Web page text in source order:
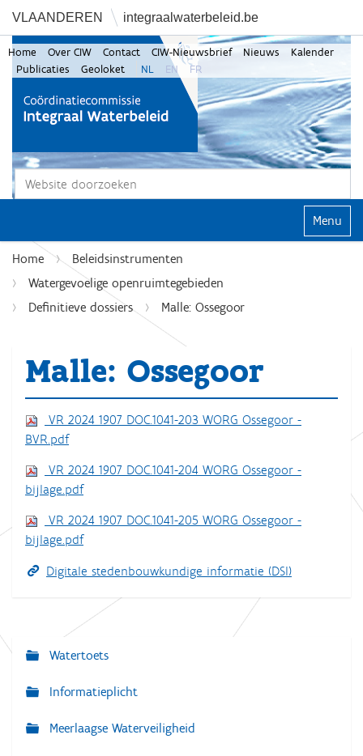
VLAANDEREN integraalwaterbeleid.be
Zoek
Home Over CIW Contact CIW-Nieuwsbrief Nieuws
Kalender
Publicaties
Geoloket NL EN FR
Klap
Home
Beleidsinstrumenten
Watergevoelige openruimtegebieden
Definitieve dossiers
Malle: Ossegoor
Malle: Ossegoor
VR 2024 1907 DOC.1041-203 WORG Ossegoor -
BVR.pdf
VR 2024 1907 DOC.1041-204 WORG Ossegoor -
bijlage.pdf
VR 2024 1907 DOC.1041-205 WORG Ossegoor -
bijlage.pdf
Digitale stedenbouwkundige informatie (DSI)
N
a
i
Watertoets
Informatieplicht
Meerlaagse Waterveiligheid